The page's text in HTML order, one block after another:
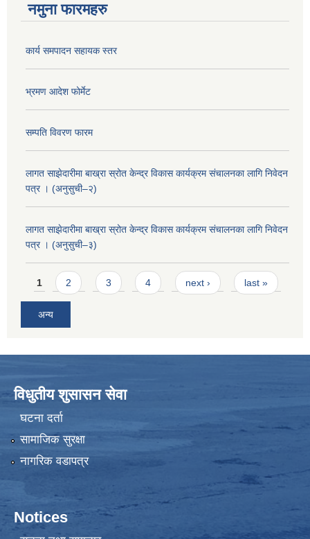
नमुना फारमहरु
कार्य समपादन सहायक स्तर
भ्रमण आदेश फोर्मेट
सम्पति विवरण फारम
लागत साझेदारीमा बाख्रा स्रोत केन्द्र विकास कार्यक्रम संचालनका लागि निवेदन
पत्र । (अनुसुची–२)
लागत साझेदारीमा बाख्रा स्रोत केन्द्र विकास कार्यक्रम संचालनका लागि निवेदन
पत्र । (अनुसुची–३)
Pages
1 2 3 4 next › last »
अन्य
विधुतीय शुसासन सेवा
घटना दर्ता
सामाजिक सुरक्षा
नागरिक वडापत्र
Notices